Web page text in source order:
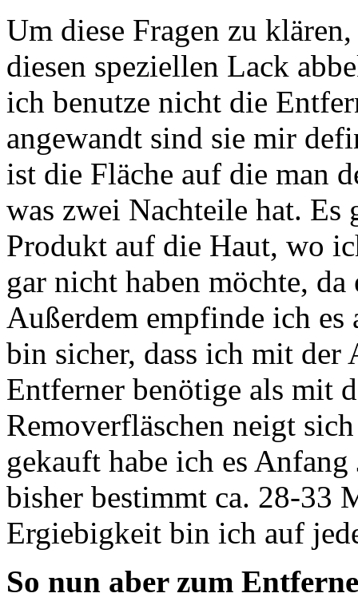
Um diese Fragen zu
diesen speziellen Lack
ich benutze nicht die
angewandt sind sie mir
ist die Fläche auf die man
was zwei Nachteile hat. Es
Produkt auf die Haut, wo
gar nicht haben möchte,
Außerdem empfinde ich
bin sicher, dass ich mit
Entferner benötige als mit
Removerfläschen neigt
gekauft habe ich es
bisher bestimmt ca. 28-33
Ergiebigkeit bin ich auf
So nun aber zum